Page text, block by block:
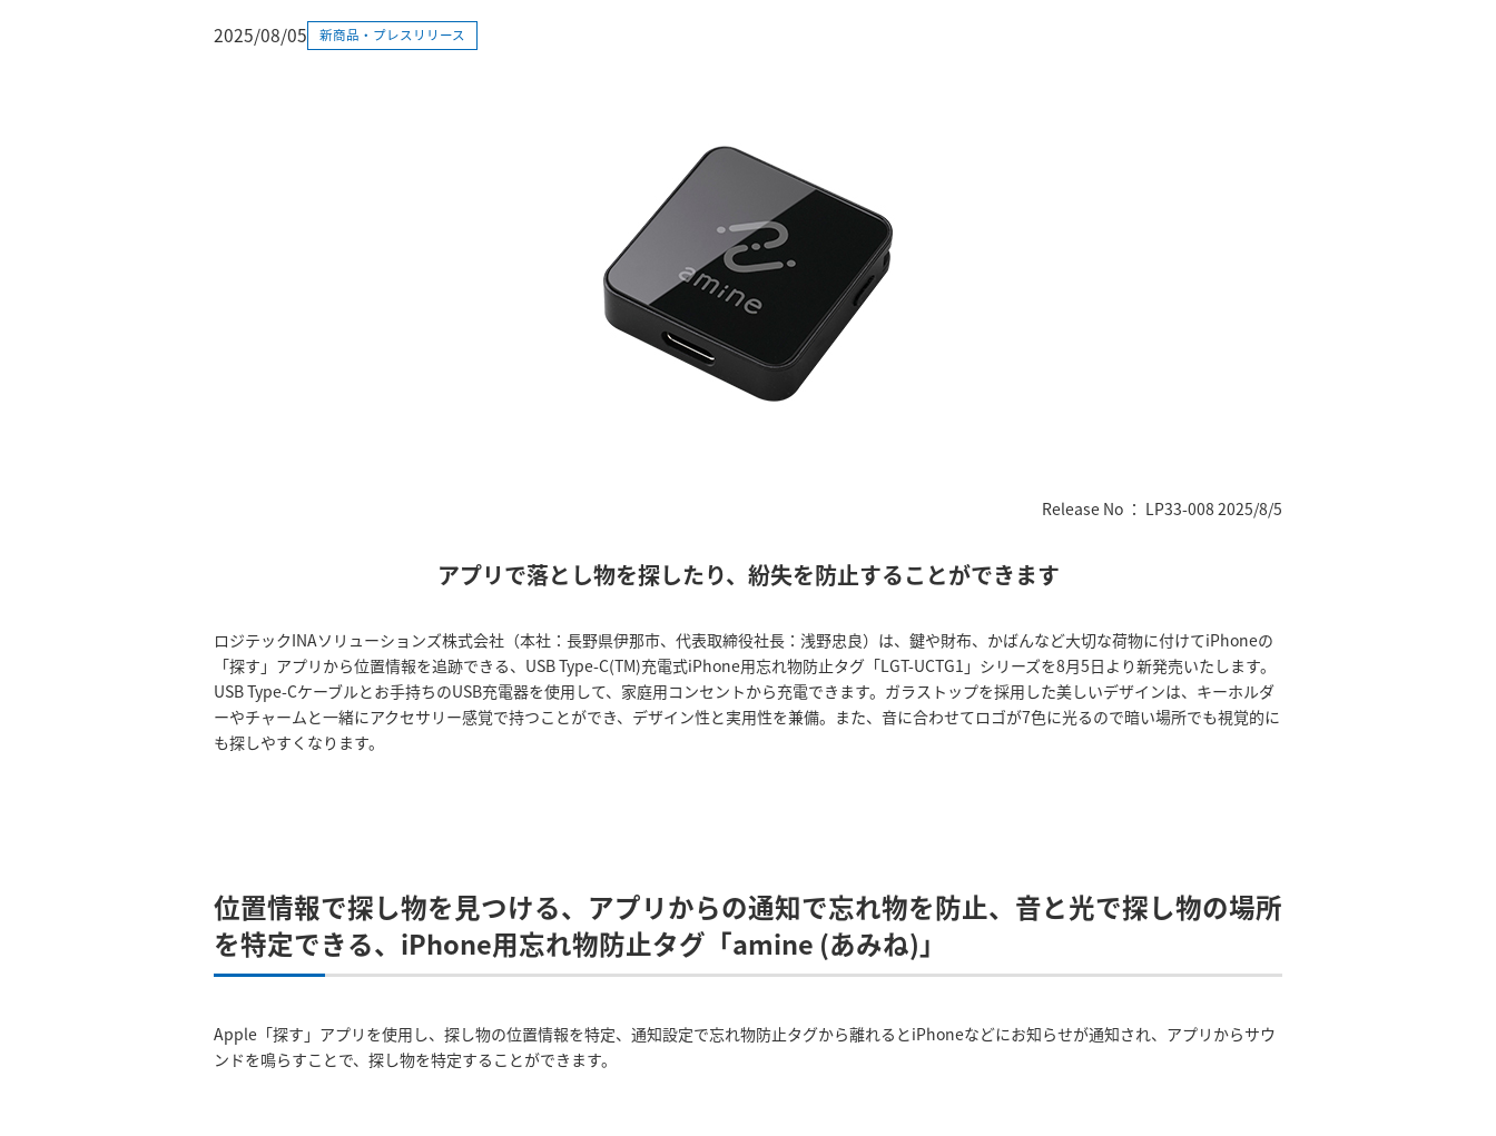
2025/08/05 新商品・プレスリリース
Release No ： LP33-008 2025/8/5
アプリで落とし物を探したり、紛失を防止することができます
ロジテックINAソリューションズ株式会社（本社：長野県伊那市、代表取締役社長：浅野忠良）は、鍵や財布、かばんなど大切な荷物に付けてiPhoneの
「探す」アプリから位置情報を追跡できる、USB Type-C(TM)充電式iPhone用忘れ物防止タグ「LGT-UCTG1」シリーズを8月5日より新発売いたします。
USB Type-Cケーブルとお手持ちのUSB充電器を使用して、家庭用コンセントから充電できます。ガラストップを採用した美しいデザインは、キーホルダ
ーやチャームと一緒にアクセサリー感覚で持つことができ、デザイン性と実用性を兼備。また、音に合わせてロゴが7色に光るので暗い場所でも視覚的に
も探しやすくなります。
位置情報で探し物を見つける、アプリからの通知で忘れ物を防止、音と光で探し物の場所
を特定できる、iPhone用忘れ物防止タグ「amine (あみね)」
Apple「探す」アプリを使用し、探し物の位置情報を特定、通知設定で忘れ物防止タグから離れるとiPhoneなどにお知らせが通知され、アプリからサウ
ンドを鳴らすことで、探し物を特定することができます。